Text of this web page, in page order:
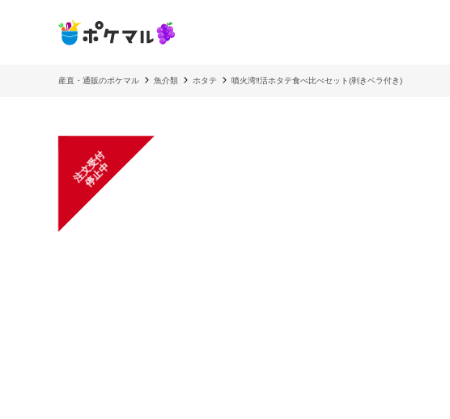
産直・通販のポケマル 魚介類 ホタテ 噴火湾‼️活ホタテ食べ比べセット(剥きベラ付き)
注
文
受
付
停
止
中